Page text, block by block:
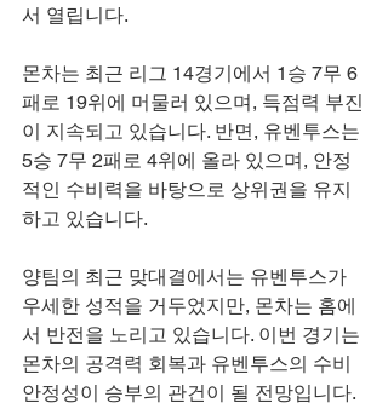
서 열립니다.
몬차는 최근 리그 14경기에서 1승 7무 6
패로 19위에 머물러 있으며, 득점력 부진
이 지속되고 있습니다. 반면, 유벤투스는
5승 7무 2패로 4위에 올라 있으며, 안정
적인 수비력을 바탕으로 상위권을 유지
하고 있습니다.
양팀의 최근 맞대결에서는 유벤투스가
우세한 성적을 거두었지만, 몬차는 홈에
서 반전을 노리고 있습니다. 이번 경기는
몬차의 공격력 회복과 유벤투스의 수비
안정성이 승부의 관건이 될 전망입니다.